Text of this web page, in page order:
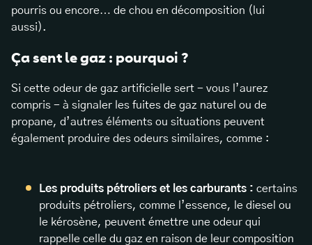
pourris ou encore… de chou en décomposition (lui
aussi).
Ça sent le gaz : pourquoi ?
Si cette odeur de gaz artificielle sert - vous l’aurez
compris - à signaler les fuites de gaz naturel ou de
propane, d’autres éléments ou situations peuvent
également produire des odeurs similaires, comme :
Les produits pétroliers et les carburants : certains
produits pétroliers, comme l’essence, le diesel ou
le kérosène, peuvent émettre une odeur qui
rappelle celle du gaz en raison de leur composition